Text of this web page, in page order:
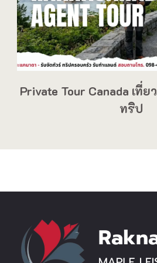
Private Tour Canada เที่
ทริป